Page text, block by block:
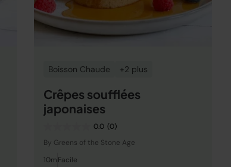
Boisson Chaude +2 plus
Crêpes soufflées
japonaises
0.0 (0)
By Greens of the Stone Age
10mFacile